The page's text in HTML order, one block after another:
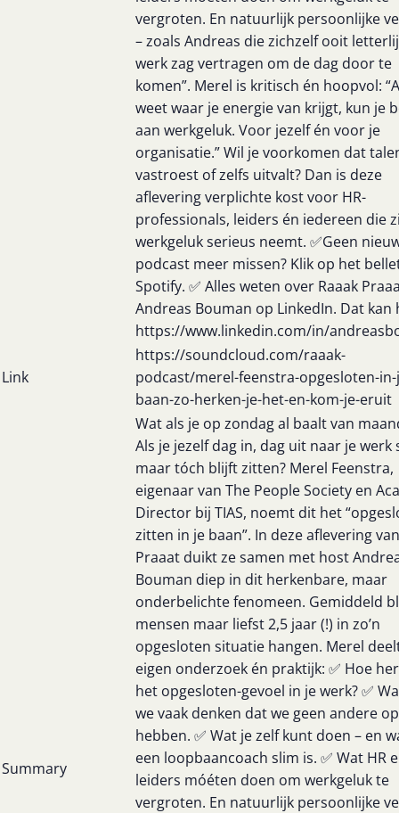
vergroten. En natuurlijk persoonlijke
– zoals Andreas die zichzelf ooit
werk zag vertragen om de dag door te
komen”. Merel is kritisch én hoopvol:
weet waar je energie van krijgt, kun je
aan werkgeluk. Voor jezelf én voor je
organisatie.” Wil je voorkomen dat
vastroest of zelfs uitvalt? Dan is deze
aflevering verplichte kost voor HR-
professionals, leiders én iedereen die
werkgeluk serieus neemt. ✅Geen
podcast meer missen? Klik op het
Spotify. ✅ Alles weten over Raaak
Andreas Bouman op LinkedIn. Dat kan
https://www.linkedin.com/in/
Link
https://soundcloud.com/raaak-
podcast/merel-feenstra-opgesloten-in-
baan-zo-herken-je-het-en-kom-je-eruit
Summary
Wat als je op zondag al baalt van
Als je jezelf dag in, dag uit naar je werk
maar tóch blijft zitten? Merel Feenstra,
eigenaar van The People Society en
Director bij TIAS, noemt dit het
zitten in je baan”. In deze aflevering
Praaat duikt ze samen met host
Bouman diep in dit herkenbare, maar
onderbelichte fenomeen. Gemiddeld
mensen maar liefst 2,5 jaar (!) in zo’n
opgesloten situatie hangen. Merel
eigen onderzoek én praktijk: ✅ Hoe
het opgesloten-gevoel in je werk? ✅
we vaak denken dat we geen andere
hebben. ✅ Wat je zelf kunt doen – en
een loopbaancoach slim is. ✅ Wat HR
leiders móéten doen om werkgeluk te
vergroten. En natuurlijk persoonlijke